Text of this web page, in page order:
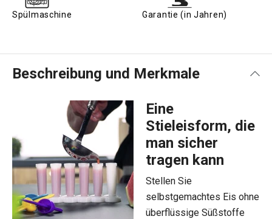
Spülmaschine Garantie (in Jahren)
Beschreibung und Merkmale
Eine
Stieleisform, die
man sicher
tragen kann
Stellen Sie
selbstgemachtes Eis ohne
überflüssige Süßstoffe